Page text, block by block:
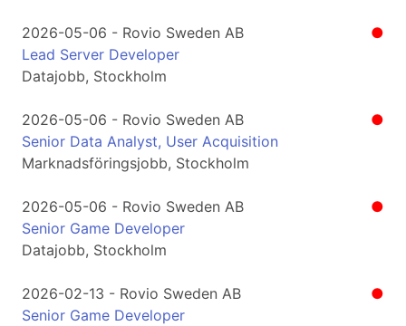
●
2026-05-06 - Rovio Sweden AB
Lead Server Developer
Datajobb, Stockholm
●
2026-05-06 - Rovio Sweden AB
Senior Data Analyst, User Acquisition
Marknadsföringsjobb, Stockholm
●
2026-05-06 - Rovio Sweden AB
Senior Game Developer
Datajobb, Stockholm
●
2026-02-13 - Rovio Sweden AB
Senior Game Developer